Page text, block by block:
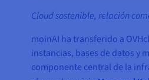
Cloud sostenible, relación
moinAI ha transferido a
instancias, bases de datos y
componente central de la